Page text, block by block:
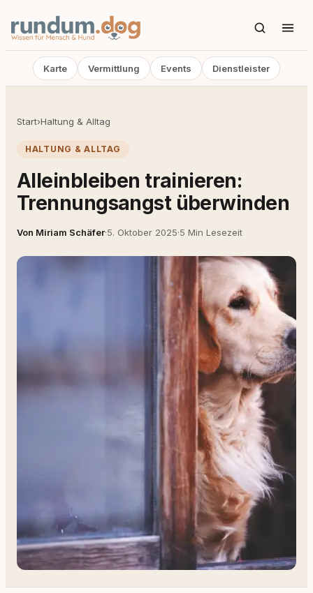
Karte Vermittlung Events Dienstleister
Start›Haltung & Alltag
HALTUNG & ALLTAG
Alleinbleiben trainieren:
Trennungsangst überwinden
Von Miriam Schäfer·5. Oktober 2025·5 Min Lesezeit